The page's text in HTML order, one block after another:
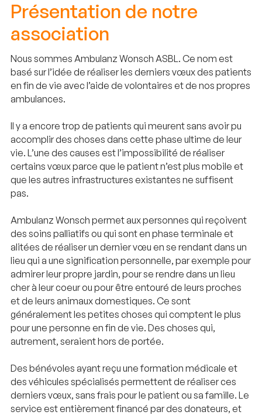
Présentation de notre
association
Nous sommes Ambulanz Wonsch ASBL. Ce nom est
basé sur l’idée de réaliser les derniers vœux des patients
en fin de vie avec l’aide de volontaires et de nos propres
ambulances.
Il y a encore trop de patients qui meurent sans avoir pu
accomplir des choses dans cette phase ultime de leur
vie. L’une des causes est l’impossibilité de réaliser
certains vœux parce que le patient n’est plus mobile et
que les autres infrastructures existantes ne suffisent
pas.
Ambulanz Wonsch permet aux personnes qui reçoivent
des soins palliatifs ou qui sont en phase terminale et
alitées de réaliser un dernier vœu en se rendant dans un
lieu qui a une signification personnelle, par exemple pour
admirer leur propre jardin, pour se rendre dans un lieu
cher à leur coeur ou pour être entouré de leurs proches
et de leurs animaux domestiques. Ce sont
généralement les petites choses qui comptent le plus
pour une personne en fin de vie. Des choses qui,
autrement, seraient hors de portée.
Des bénévoles ayant reçu une formation médicale et
des véhicules spécialisés permettent de réaliser ces
derniers vœux, sans frais pour le patient ou sa famille. Le
service est entièrement financé par des donateurs, et